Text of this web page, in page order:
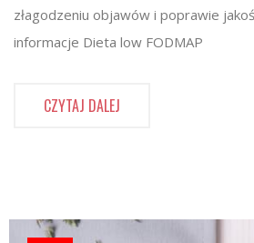
złagodzeniu objawów i poprawie
informacje Dieta low FODMAP
CZYTAJ DALEJ